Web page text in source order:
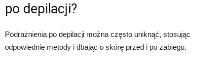
po depilacji?
Podrażnienia po depilacji można często uniknąć, stosując
odpowiednie metody i dbając o skórę przed i po zabiegu.